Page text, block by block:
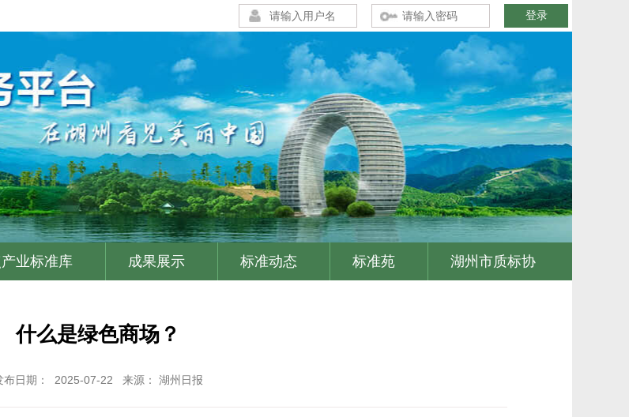
业标准库 成果展示 标准动态 标准苑 湖州市质标协
什么是绿色商场？
布日期： 2025-07-22 来源： 湖州日报